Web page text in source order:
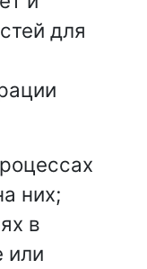
для
них;
в
или